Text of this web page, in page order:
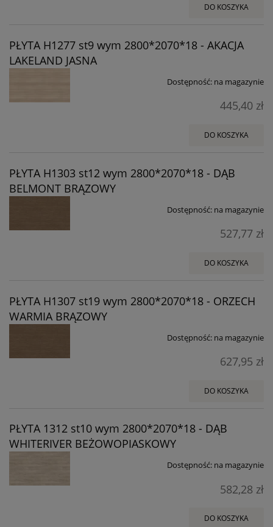
DO KOSZYKA
PŁYTA H1277 st9 wym 2800*2070*18 - AKACJA
LAKELAND JASNA
Dostępność: na magazynie
445,40 zł
DO KOSZYKA
PŁYTA H1303 st12 wym 2800*2070*18 - DĄB
BELMONT BRĄZOWY
Dostępność: na magazynie
527,77 zł
DO KOSZYKA
PŁYTA H1307 st19 wym 2800*2070*18 - ORZECH
WARMIA BRĄZOWY
Dostępność: na magazynie
627,95 zł
DO KOSZYKA
PŁYTA 1312 st10 wym 2800*2070*18 - DĄB
WHITERIVER BEŻOWOPIASKOWY
Dostępność: na magazynie
582,28 zł
DO KOSZYKA